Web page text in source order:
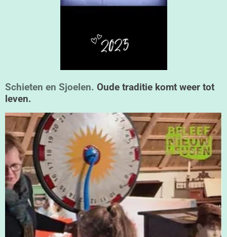
Schieten en Sjoelen. Oude traditie komt weer tot
leven.